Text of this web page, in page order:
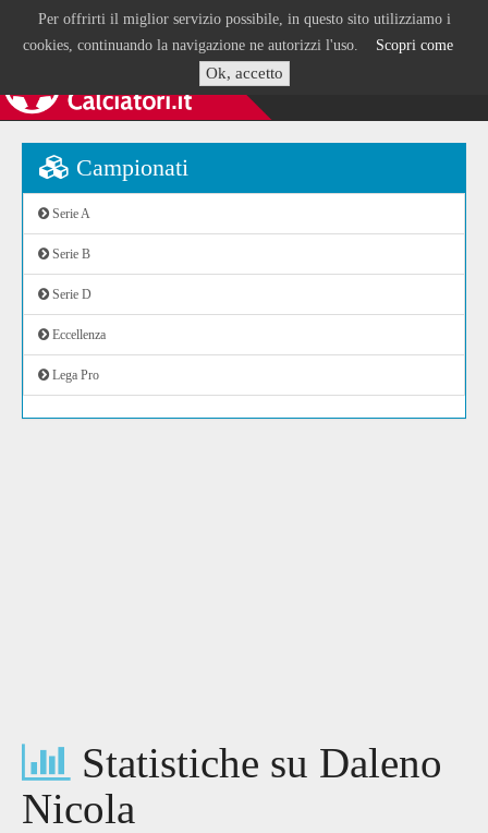
Per offrirti il miglior servizio possibile, in questo sito utilizziamo i
cookies, continuando la navigazione ne autorizzi l'uso. Scopri come
Ok, accetto
Campionati
Serie A
Serie B
Serie D
Eccellenza
Lega Pro
Statistiche su Daleno
Nicola